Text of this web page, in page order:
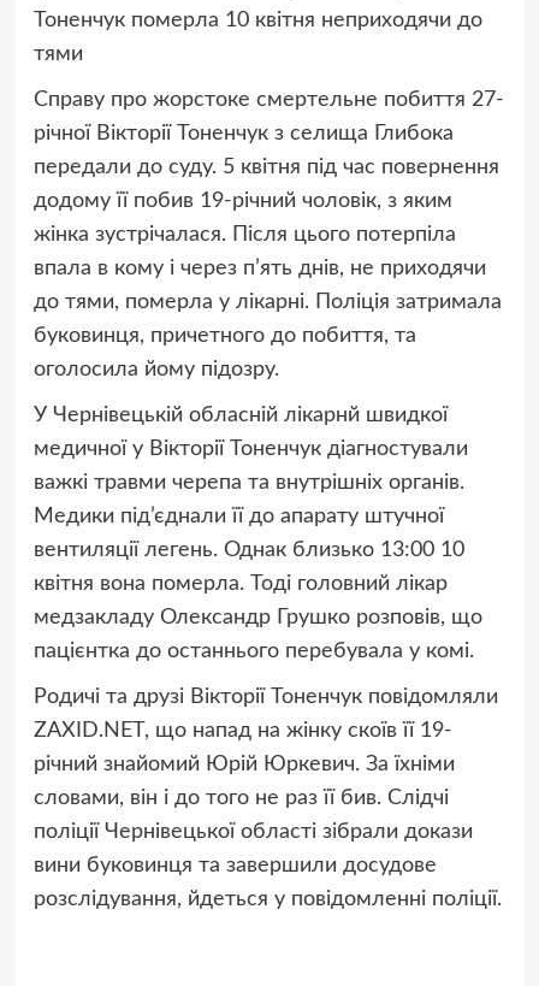
Тоненчук померла 10 квітня неприходячи до
тями
Справу про жорстоке смертельне побиття 27-
річної Вікторії Тоненчук з селища Глибока
передали до суду. 5 квітня під час повернення
додому її побив 19-річний чоловік, з яким
жінка зустрічалася. Після цього потерпіла
впала в кому і через п’ять днів, не приходячи
до тями, померла у лікарні. Поліція затримала
буковинця, причетного до побиття, та
оголосила йому підозру.
У Чернівецькій обласній лікарнй швидкої
медичної у Вікторії Тоненчук діагностували
важкі травми черепа та внутрішніх органів.
Медики під’єднали її до апарату штучної
вентиляції легень. Однак близько 13:00 10
квітня вона померла. Тоді головний лікар
медзакладу Олександр Грушко розповів, що
пацієнтка до останнього перебувала у комі.
Родичі та друзі Вікторії Тоненчук повідомляли
ZAXID.NET, що напад на жінку скоїв її 19-
річний знайомий Юрій Юркевич. За їхніми
словами, він і до того не раз її бив. Слідчі
поліції Чернівецької області зібрали докази
вини буковинця та завершили досудове
розслідування, йдеться у повідомленні поліції.